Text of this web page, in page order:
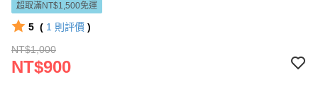
超取滿NT$1,500免運
5 ( 1 則評價 )
NT$1,000
NT$900